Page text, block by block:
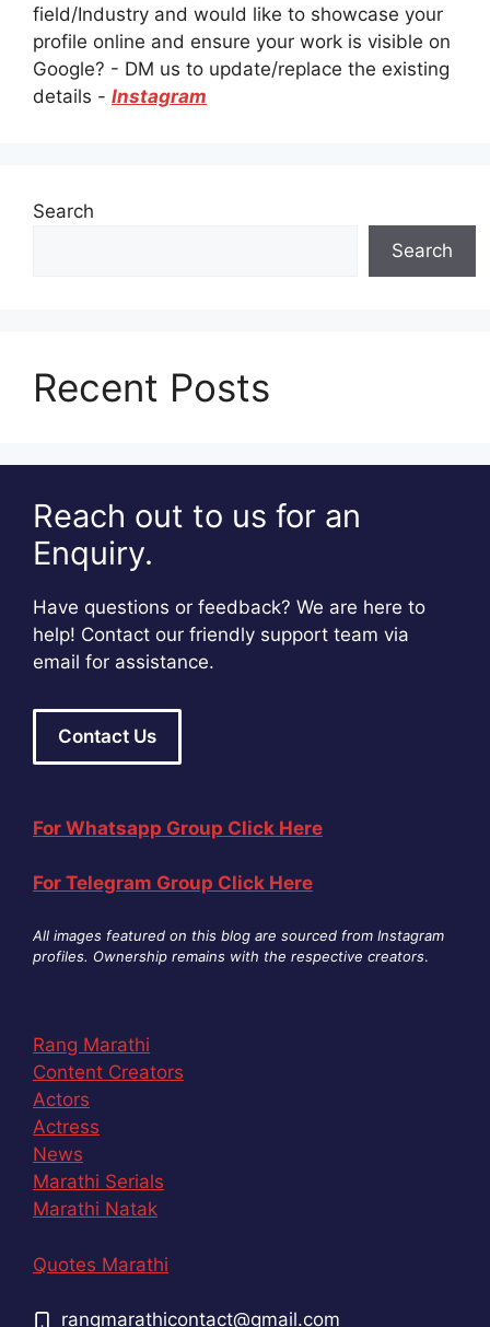
field/Industry and would like to showcase your
profile online and ensure your work is visible on
Google? - DM us to update/replace the existing
details - Instagram
Search
Search
Recent Posts
Reach out to us for an
Enquiry.
Have questions or feedback? We are here to
help! Contact our friendly support team via
email for assistance.
Contact Us
For Whatsapp Group Click Here
For Telegram Group Click Here
All images featured on this blog are sourced from Instagram
profiles. Ownership remains with the respective creators.
Rang Marathi
Content Creators
Actors
Actress
News
Marathi Serials
Marathi Natak
Quotes Marathi
rangmarathicontact@gmail.com